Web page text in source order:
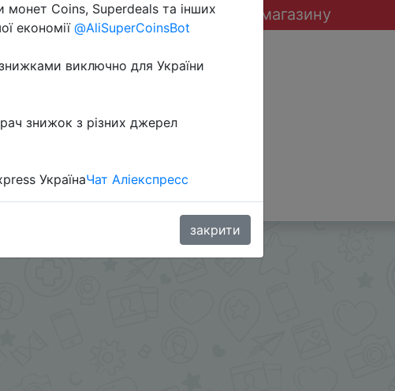
Перейти до магазину
монет Coins, Superdeals та інших
економії @AliSuperCoinsBot
виключно для України
знижок з різних джерел
УкраїнаЧат Аліекспресс
закрити